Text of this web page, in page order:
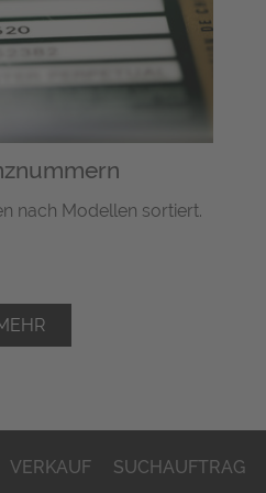
nach Modellen sortiert.
VERKAUF SUCHAUFTRAG